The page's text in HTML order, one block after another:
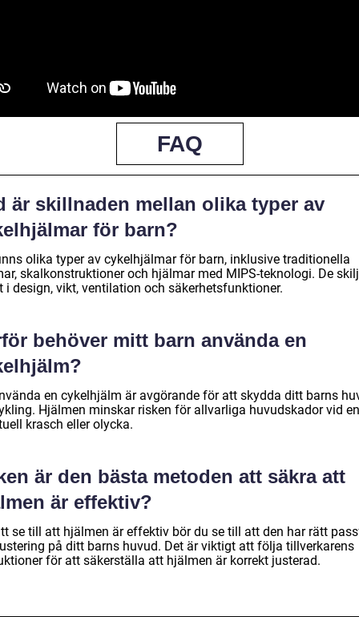
FAQ
är skillnaden mellan olika typer av
för barn?
olika typer av cykelhjälmar för barn, inklusive traditionella
skalkonstruktioner och hjälmar med MIPS-teknologi. De
i design, vikt, ventilation och säkerhetsfunktioner.
behöver mitt barn använda en
en cykelhjälm är avgörande för att skydda ditt barns
Hjälmen minskar risken för allvarliga huvudskador vid en
krasch eller olycka.
är den bästa metoden att säkra att
är effektiv?
se till att hjälmen är effektiv bör du se till att den har rätt
på ditt barns huvud. Det är viktigt att följa tillverkarens
för att säkerställa att hjälmen är korrekt justerad.